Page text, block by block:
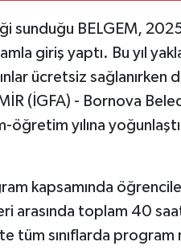
sunduğu BELGEM,
giriş yaptı. Bu yıl
ücretsiz sağlanırken
(İGFA) - Bornova
yılına
kapsamında
arasında toplam 40
tüm sınıflarda program